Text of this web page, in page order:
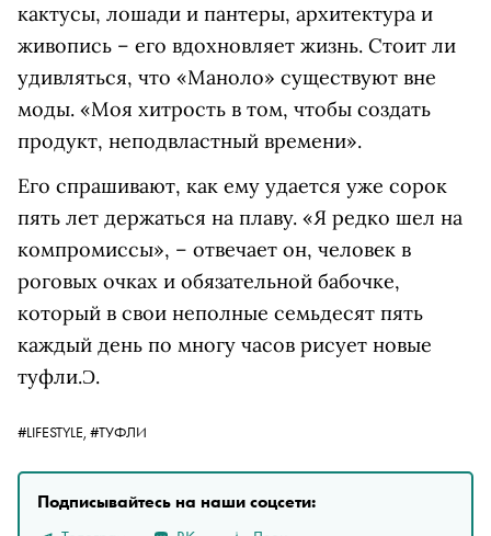
кактусы, лошади и пантеры, архитектура и
живопись – его вдохновляет жизнь. Стоит ли
удивляться, что «Маноло» существуют вне
моды. «Моя хитрость в том, чтобы создать
продукт, неподвластный времени».
Его спрашивают, как ему удается уже сорок
пять лет держаться на плаву. «Я редко шел на
компромиссы», – отвечает он, человек в
роговых очках и обязательной бабочке,
который в свои неполные семьдесят пять
каждый день по многу часов рисует новые
туфли.Ɔ.
#LIFESTYLE, #ТУФЛИ
Подписывайтесь на наши соцсети: